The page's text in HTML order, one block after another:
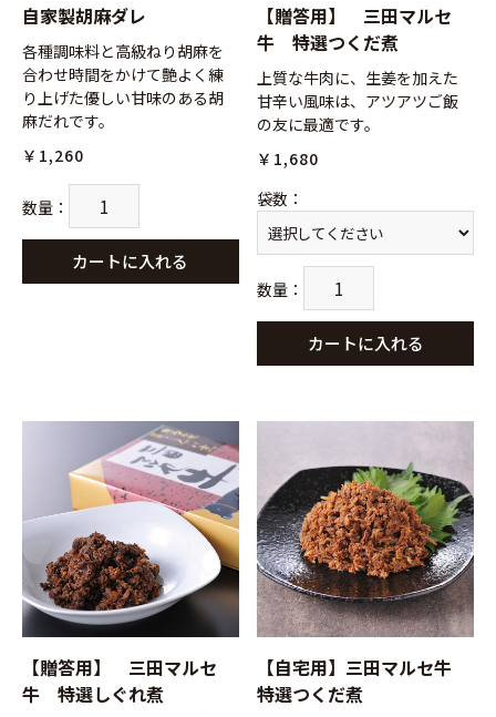
自家製胡麻ダレ
各種調味料と高級ねり胡麻を
合わせ時間をかけて艶よく練
り上げた優しい甘味のある胡
麻だれです。
￥1,260
数量 ：
カートに入れる
【贈答用】 三田マルセ
牛 特選つくだ煮
上質な牛肉に、生姜を加えた
甘辛い風味は、アツアツご飯
の友に最適です。
￥1,680
袋数 ：
数量 ：
カートに入れる
【贈答用】 三田マルセ
牛 特選しぐれ煮
【自宅用】三田マルセ牛
特選つくだ煮